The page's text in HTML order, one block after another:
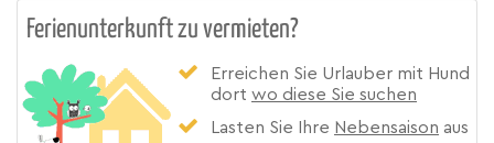
Ferienunterkunft zu vermieten?
Erreichen Sie Urlauber mit Hund
dort wo diese Sie suchen
Lasten Sie Ihre Nebensaison aus